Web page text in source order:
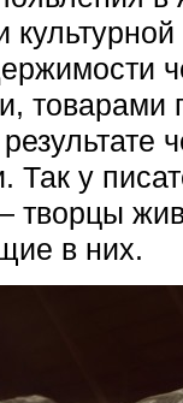
товарами
Так у
в них.